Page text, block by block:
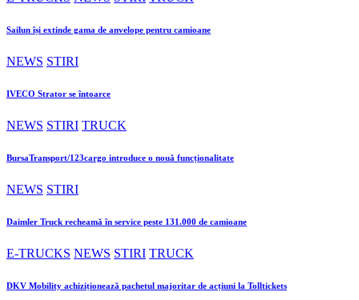
Sailun își extinde gama de anvelope pentru camioane
NEWS STIRI
IVECO Strator se întoarce
NEWS STIRI TRUCK
BursaTransport/123cargo introduce o nouă funcționalitate
NEWS STIRI
Daimler Truck recheamă în service peste 131.000 de camioane
E-TRUCKS NEWS STIRI TRUCK
DKV Mobility achiziționează pachetul majoritar de acțiuni la Tolltickets